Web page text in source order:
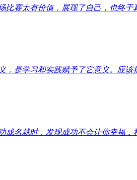
比赛太有价值，展现了自己，也终
，是学习和实践赋予了它意义。应
成名就时，发现成功不会让你幸福